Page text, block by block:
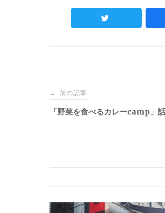
Post
navigation
← 前の記事
「野菜を食べるカレーcamp」